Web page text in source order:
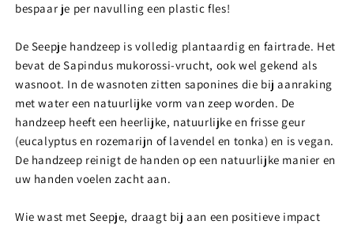
bespaar je per navulling een plastic fles!
De Seepje handzeep is volledig plantaardig en fairtrade. Het
bevat de Sapindus mukorossi-vrucht, ook wel gekend als
wasnoot. In de wasnoten zitten saponines die bij aanraking
met water een natuurlijke vorm van zeep worden. De
handzeep heeft een heerlijke, natuurlijke en frisse geur
(eucalyptus en rozemarijn of lavendel en tonka) en is vegan.
De handzeep reinigt de handen op een natuurlijke manier en
uw handen voelen zacht aan.
Wie wast met Seepje, draagt bij aan een positieve impact